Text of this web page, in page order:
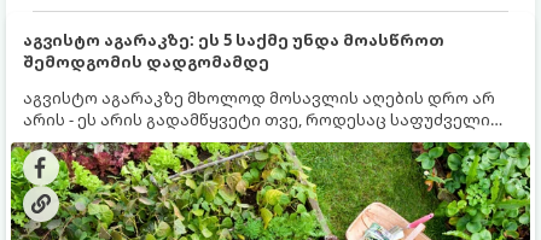
აგვისტო აგარაკზე: ეს 5 საქმე უნდა მოასწროთ
შემოდგომის დადგომამდე
აგვისტო აგარაკზე მხოლოდ მოსავლის აღების დრო არ
არის - ეს არის გადამწყვეტი თვე, როდესაც საფუძველი
ეყრება მომავალი წლის მოსავალს და ბაღი მზადდება
შემოდგომა-ზამთრის სეზონისთვის. იმისათვის, რომ
ნიადაგმა ენერგია აღიდგინოს, ხოლო მცენარეებმა
ზამთარს გაუძლონ, აგვისტოს ბოლომდე 5
მნიშვნელოვანი საქმის გაკეთება უნდა მოასწროთ: